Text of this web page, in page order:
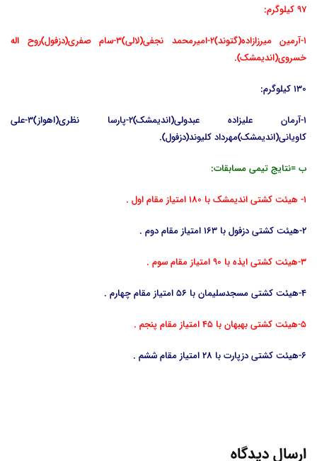
97 کیلوگرم:
1-آرمین میرزازاده(گتوند)2-امیرمحمد نجفی(لالی)3-سام صفری(دزفول)روح اله
خسروی(اندیمشک).
130 کیلوگرم:
1-آرمان علیزاده عبدولی(اندیمشک)2-پارسا نظری(اهواز)3-علی
کاویانی(اندیمشک)مهرداد کلیوند(دزفول).
ب =نتایج تیمی مسابقات:
1- هیئت کشتی اندیمشک با 180 امتیاز مقام اول .
2-هیئت کشتی دزفول با 163 امتیاز مقام دوم .
3-هیئت کشتی ایذه با 90 امتیاز مقام سوم .
4-هیئت کشتی مسجدسلیمان با 56 امتیاز مقام چهارم .
5-هیئت کشتی بهبهان با 45 امتیاز مقام پنجم .
6-هیئت کشتی دزپارت با 28 امتیاز مقام ششم .
ارسال دیدگاه